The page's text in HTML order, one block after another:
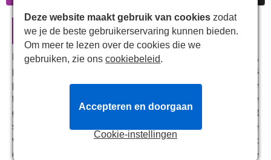
Cinderella in Londen
Met extravagante kostuums, fysieke komedie,
publieksparticipatie en overdreven personages is
pantomime een iconisch onderdeel van de Britse
theatertraditie, en het
is de trotse
gastheer van enkele van de meest spectaculaire en met
sterren bezaaide pantomimes in het West End. De
volgende voorstelling op het programma is
:
een magisch sprookje over een meisje dat van armoede
Deze website maakt gebruik van cookies zodat
we je de beste gebruikerservaring kunnen bieden.
Om meer te lezen over de cookies die we
gebruiken, zie onscookiebeleid.
Cookie-instellingen
Accepteren en doorgaan